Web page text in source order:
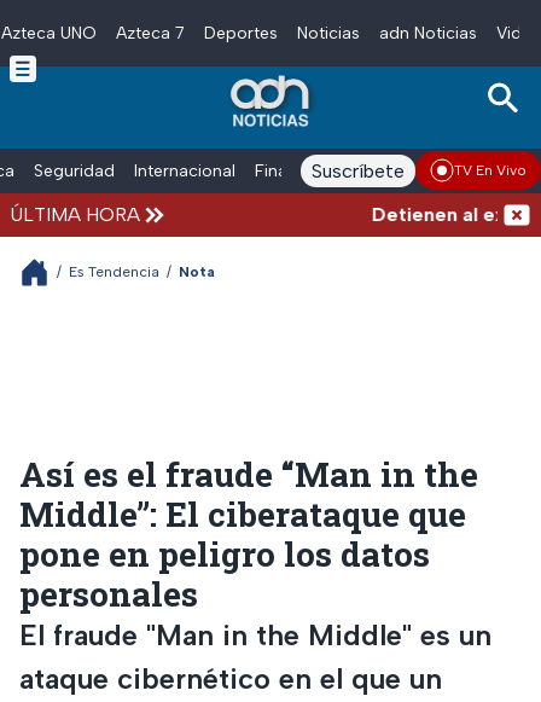
Skip to main content
Azteca UNO Azteca 7 Deportes Noticias adn Noticias
Seguridad Internacional Finanzas adn Noticias Radio
Suscríbete TV En Vivo
ÚLTIMA HORA Detienen al
/ Es Tendencia / Nota
Así es el fraude “Man in the
Middle”: El ciberataque que
pone en peligro los datos
personales
El fraude "Man in the Middle" es un
ataque cibernético en el que un